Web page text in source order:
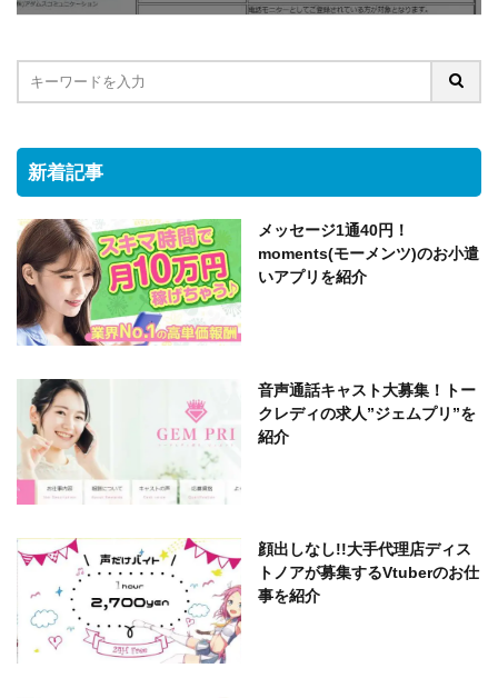
新着記事
メッセージ1通40円！
moments(モーメンツ)のお小遣
いアプリを紹介
音声通話キャスト大募集！トー
クレディの求人”ジェムプリ”を
紹介
顔出しなし!!大手代理店ディス
トノアが募集するVtuberのお仕
事を紹介